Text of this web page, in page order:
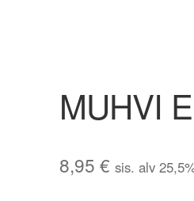
MUHVI
8,95 € sis. alv